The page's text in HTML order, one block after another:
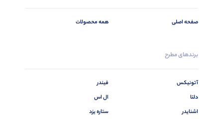
صفحه اصلی همه محصولات
برندهای مطرح
آتونیکس
دلتا
اشنایدر
فیندر
ال اس
ستاره یزد